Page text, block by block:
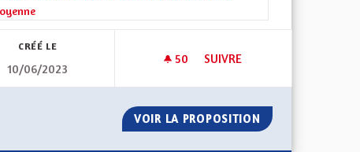
DE L'ALSACIEN À L'ÉCOLE
L'ENSEIGNEMENT DE L'ALSACIEN À L'ÉCOLE
CRÉÉ LE
10/06/2023
50 50 ABONNÉS
SUIVRE
VOIR LA PROPOSITION DES MOYENS